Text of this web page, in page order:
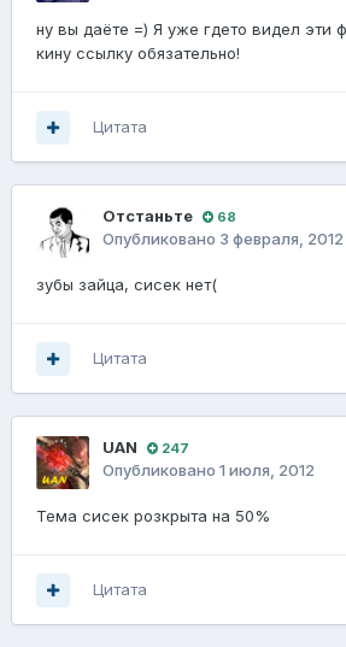
ну вы даёте =) Я уже гдето видел эти
кину ссылку обязательно!
Цитата
Отстаньте 68
Опубликовано 3 февраля, 2012
зубы зайца, сисек нет(
Цитата
UAN 247
Опубликовано 1 июля, 2012
Тема сисек розкрыта на 50%
Цитата